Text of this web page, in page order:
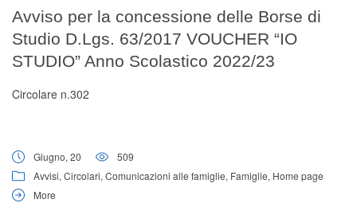
Avviso per la concessione delle Borse di
Studio D.Lgs. 63/2017 VOUCHER “IO
STUDIO” Anno Scolastico 2022/23
Circolare n.302
Giugno, 20
509
Avvisi, Circolari, Comunicazioni alle famiglie, Famiglie, Home page
More